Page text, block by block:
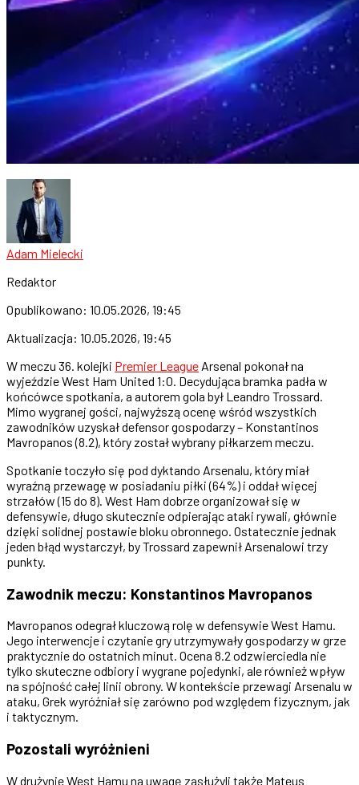
Adam Mielecki
Redaktor
Opublikowano: 10.05.2026, 19:45
Aktualizacja: 10.05.2026, 19:45
W meczu 36. kolejki Premier League Arsenal pokonał na
wyjeździe West Ham United 1:0. Decydująca bramka padła w
końcówce spotkania, a autorem gola był Leandro Trossard.
Mimo wygranej gości, najwyższą ocenę wśród wszystkich
zawodników uzyskał defensor gospodarzy – Konstantinos
Mavropanos (8.2), który został wybrany piłkarzem meczu.
Spotkanie toczyło się pod dyktando Arsenalu, który miał
wyraźną przewagę w posiadaniu piłki (64%) i oddał więcej
strzałów (15 do 8). West Ham dobrze organizował się w
defensywie, długo skutecznie odpierając ataki rywali, głównie
dzięki solidnej postawie bloku obronnego. Ostatecznie jednak
jeden błąd wystarczył, by Trossard zapewnił Arsenalowi trzy
punkty.
Zawodnik meczu: Konstantinos Mavropanos
Mavropanos odegrał kluczową rolę w defensywie West Hamu.
Jego interwencje i czytanie gry utrzymywały gospodarzy w grze
praktycznie do ostatnich minut. Ocena 8.2 odzwierciedla nie
tylko skuteczne odbiory i wygrane pojedynki, ale również wpływ
na spójność całej linii obrony. W kontekście przewagi Arsenalu w
ataku, Grek wyróżniał się zarówno pod względem fizycznym, jak
i taktycznym.
Pozostali wyróżnieni
W drużynie West Hamu na uwagę zasłużyli także Mateus